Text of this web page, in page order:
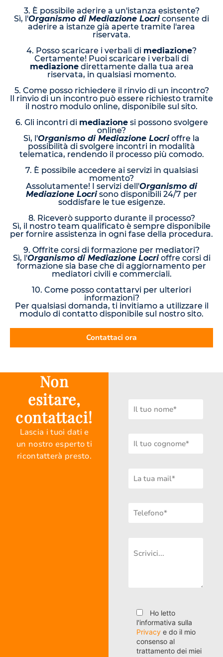
3. È possibile aderire a un'istanza esistente?
Sì, l'Organismo di Mediazione Locriconsente di
aderire a istanze già aperte tramite l'area
riservata.
4. Posso scaricare i verbali di mediazione?
Certamente! Puoi scaricare i verbali di
mediazionedirettamente dalla tua area
riservata, in qualsiasi momento.
5. Come posso richiedere il rinvio di un incontro?
Il rinvio di un incontro può essere richiesto tramite
il nostro modulo online, disponibile sul sito.
6. Gli incontri di mediazionesi possono svolgere
online?
Sì, l'Organismo di Mediazione Locrioffre la
possibilità di svolgere incontri in modalità
telematica, rendendo il processo più comodo.
7. È possibile accedere ai servizi in qualsiasi
momento?
Assolutamente! I servizi dell'Organismo di
Mediazione Locrisono disponibili 24/7 per
soddisfare le tue esigenze.
8. Riceverò supporto durante il processo?
Sì, il nostro team qualificato è sempre disponibile
per fornire assistenza in ogni fase della procedura.
9. Offrite corsi di formazione per mediatori?
Sì, l'Organismo di Mediazione Locrioffre corsi di
formazione sia base che di aggiornamento per
mediatori civili e commerciali.
10. Come posso contattarvi per ulteriori
informazioni?
Per qualsiasi domanda, ti invitiamo a utilizzare il
modulo di contatto disponibile sul nostro sito.
Contattaci ora
Non
esitare,
contattaci!
Lascia i tuoi dati e
un nostro esperto ti
ricontatterà presto.
Ho letto
l'informativa sulla
Privacy e do il mio
consenso al
trattamento dei miei